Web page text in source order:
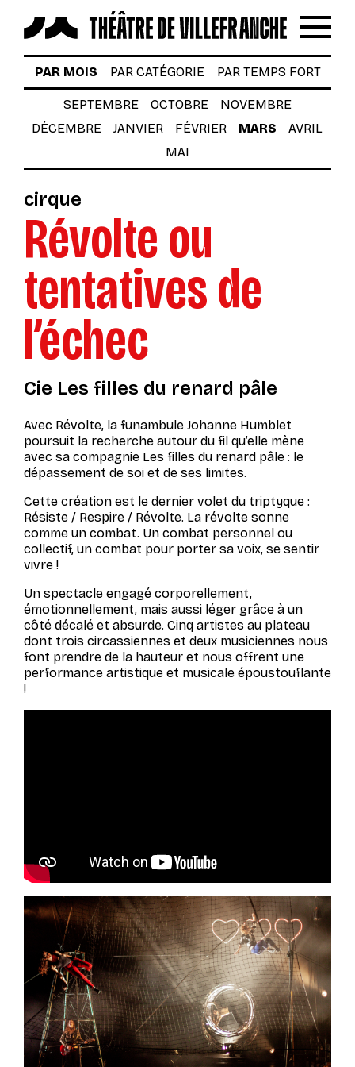
Menu
LES SPECTACLES
AUTOUR DES SPECTACLES
LE THÉÂTRE
ACTUALITÉS
BILLETTERIE
VOTRE VENUE AU THÉÂTRE
À TÉLÉCHARGER
S’INSCRIRE À LA NEWSLETTER
Billetterie
PAR MOIS PAR CATÉGORIE PAR TEMPS FORT
SEPTEMBRE OCTOBRE
NOVEMBRE
DÉCEMBRE
JANVIER FÉVRIER MARS
AVRIL
MAI
cirque
Révolte ou
tentatives de
l’échec
Cie Les filles du renard pâle
Avec Révolte, la funambule Johanne Humblet
poursuit la recherche autour du fil qu’elle mène
avec sa compagnie Les filles du renard pâle : le
dépassement de soi et de ses limites.
Cette création est le dernier volet du triptyque :
Résiste / Respire / Révolte. La révolte sonne
comme un combat. Un combat personnel ou
collectif, un combat pour porter sa voix, se sentir
vivre !
Un spectacle engagé corporellement,
émotionnellement, mais aussi léger grâce à un
côté décalé et absurde. Cinq artistes au plateau
dont trois circassiennes et deux musiciennes nous
font prendre de la hauteur et nous offrent une
performance artistique et musicale époustouflante
!